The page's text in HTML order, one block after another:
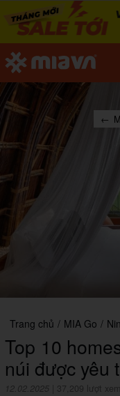
←
Trang chủ / MIA Go /
Top 10
núi được yêu
12.02.2025 37,209 lượt xem